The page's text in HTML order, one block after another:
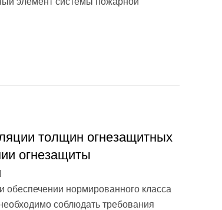
толщин огнезащитных
огнезащиты
обеспечении нормированного класса
соблюдать требования